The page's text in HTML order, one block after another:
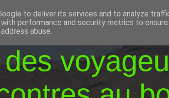
to deliver its services and to analyze
performance and security metrics to
abuse.